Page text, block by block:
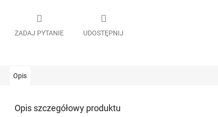
ZADAJ PYTANIE UDOSTĘPNIJ
Opis
Opis szczegółowy produktu